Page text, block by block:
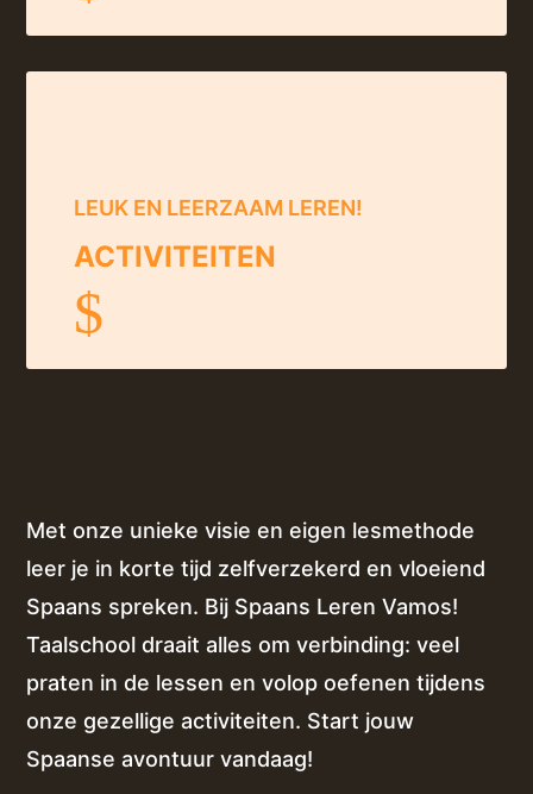
LEUK EN LEERZAAM LEREN!
ACTIVITEITEN
$
Met onze unieke visie en eigen lesmethode
leer je in korte tijd zelfverzekerd en vloeiend
Spaans spreken. Bij Spaans Leren Vamos!
Taalschool draait alles om verbinding: veel
praten in de lessen en volop oefenen tijdens
onze gezellige activiteiten. Start jouw
Spaanse avontuur vandaag!